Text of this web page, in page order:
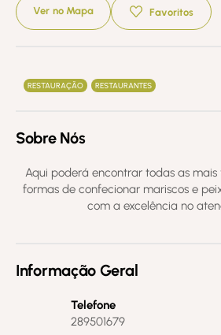
Ver no Mapa Favoritos
RESTAURAÇÃO RESTAURANTES
Sobre Nós
Aqui poderá encontrar todas as mais
formas de confecionar mariscos e
com a excelência no
Informação Geral
Telefone
289501679